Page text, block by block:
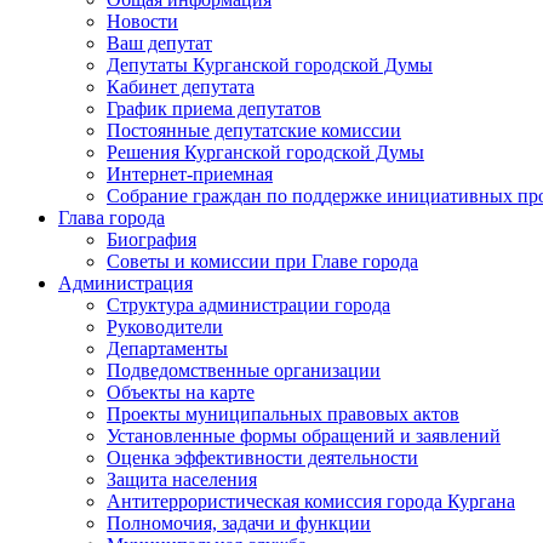
Новости
Ваш депутат
Депутаты Курганской городской Думы
Кабинет депутата
График приема депутатов
Постоянные депутатские комиссии
Решения Курганской городской Думы
Интернет-приемная
Собрание граждан по поддержке инициативных
Глава города
Биография
Советы и комиссии при Главе города
Администрация
Структура администрации города
Руководители
Департаменты
Подведомственные организации
Объекты на карте
Проекты муниципальных правовых актов
Установленные формы обращений и заявлений
Оценка эффективности деятельности
Защита населения
Антитеррористическая комиссия города Кургана
Полномочия, задачи и функции